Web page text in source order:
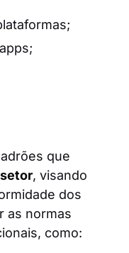
que
, visando
dos
as normas
como: